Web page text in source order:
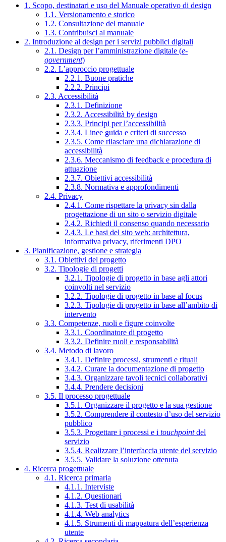
1. Scopo, destinatari e uso del Manuale operativo di design
1.1. Versionamento e storico
1.2. Consultazione del manuale
1.3. Contribuisci al manuale
2. Introduzione al design per i servizi pubblici digitali
2.1. Design per l’amministrazione digitale (e-
government)
2.2. L’approccio progettuale
2.2.1. Buone pratiche
2.2.2. Principi
2.3. Accessibilità
2.3.1. Definizione
2.3.2. Accessibilità by design
2.3.3. Principi per l’accessibilità
2.3.4. Linee guida e criteri di successo
2.3.5. Come rilasciare una dichiarazione di
accessibilità
2.3.6. Meccanismo di feedback e procedura di
attuazione
2.3.7. Obiettivi accessibilità
2.3.8. Normativa e approfondimenti
2.4. Privacy
2.4.1. Come rispettare la privacy sin dalla
progettazione di un sito o servizio digitale
2.4.2. Richiedi il consenso quando necessario
2.4.3. Le basi del sito web: architettura,
informativa privacy, riferimenti DPO
3. Pianificazione, gestione e strategia
3.1. Obiettivi del progetto
3.2. Tipologie di progetti
3.2.1. Tipologie di progetto in base agli attori
coinvolti nel servizio
3.2.2. Tipologie di progetto in base al focus
3.2.3. Tipologie di progetto in base all’ambito di
intervento
3.3. Competenze, ruoli e figure coinvolte
3.3.1. Coordinatore di progetto
3.3.2. Definire ruoli e responsabilità
3.4. Metodo di lavoro
3.4.1. Definire processi, strumenti e rituali
3.4.2. Curare la documentazione di progetto
3.4.3. Organizzare tavoli tecnici collaborativi
3.4.4. Prendere decisioni
3.5. Il processo progettuale
3.5.1. Organizzare il progetto e la sua gestione
3.5.2. Comprendere il contesto d’uso del servizio
pubblico
3.5.3. Progettare i processi e i touchpointdel
servizio
3.5.4. Realizzare l’interfaccia utente del servizio
3.5.5. Validare la soluzione ottenuta
4. Ricerca progettuale
4.1. Ricerca primaria
4.1.1. Interviste
4.1.2. Questionari
4.1.3. Test di usabilità
4.1.4. Web analytics
4.1.5. Strumenti di mappatura dell’esperienza
utente